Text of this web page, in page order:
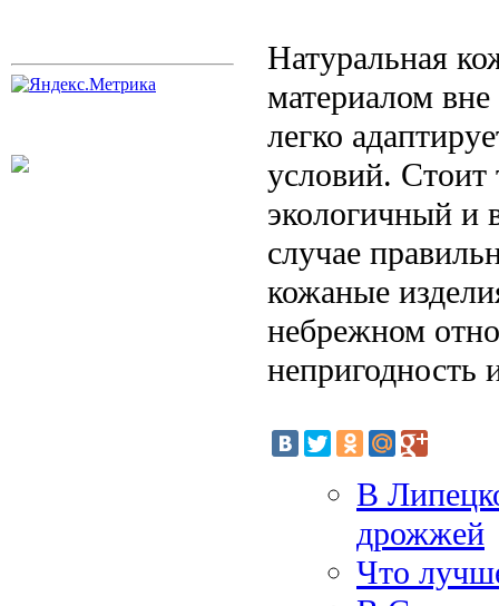
Натуральная
материалом
легко
условий. Стоит
экологичный и
случае
кожаные
небрежном
непригодность
В
дрожжей
Что